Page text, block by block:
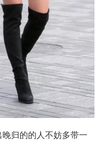
归的的人不妨多带一